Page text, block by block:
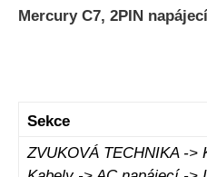
Mercury C7, 2PIN
Sekce
ZVUKOVÁ TECHNIKA ->